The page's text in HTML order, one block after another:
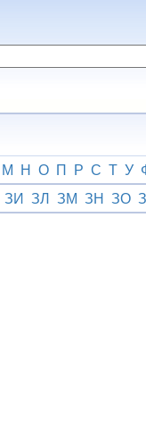
М Н О П Р С Т У
ЗИ ЗЛ ЗМ ЗН ЗО